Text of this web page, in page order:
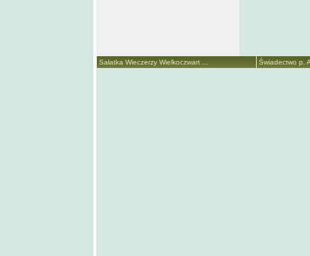
Sałatka Wieczerzy Wielkoczwart ... Świadectwo p.